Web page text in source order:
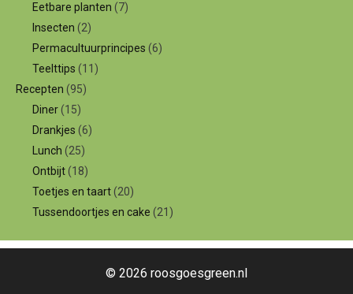
Eetbare planten (7)
Insecten (2)
Permacultuurprincipes (6)
Teelttips (11)
Recepten (95)
Diner(15)
Drankjes (6)
Lunch (25)
Ontbijt(18)
Toetjes en taart(20)
Tussendoortjes en cake (21)
© 2026 roosgoesgreen.nl